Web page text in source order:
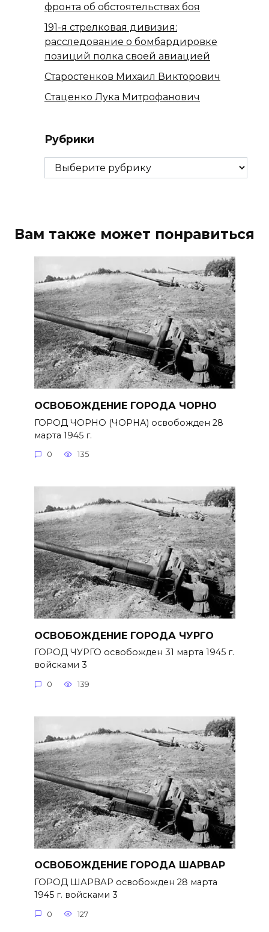
фронта об обстоятельствах боя
191-я стрелковая дивизия:
расследование о бомбардировке
позиций полка своей авиацией
Старостенков Михаил Викторович
Стаценко Лука Митрофанович
Рубрики
Рубрики
Вам также может понравиться
ОСВОБОЖДЕНИЕ ГОРОДА ЧОРНО
ГОРОД ЧОРНО (ЧОРНА) освобожден 28
марта 1945 г.
0 135
ОСВОБОЖДЕНИЕ ГОРОДА ЧУРГО
ГОРОД ЧУРГО освобожден 31 марта 1945 г.
войсками 3
0 139
ОСВОБОЖДЕНИЕ ГОРОДА ШАРВАР
ГОРОД ШАРВАР освобожден 28 марта
1945 г. войсками 3
0 127